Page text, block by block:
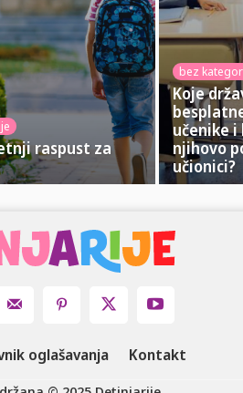
raspust za
bez
Koje
učenike i
njihovo
učionici?
oglašavanja Kontakt